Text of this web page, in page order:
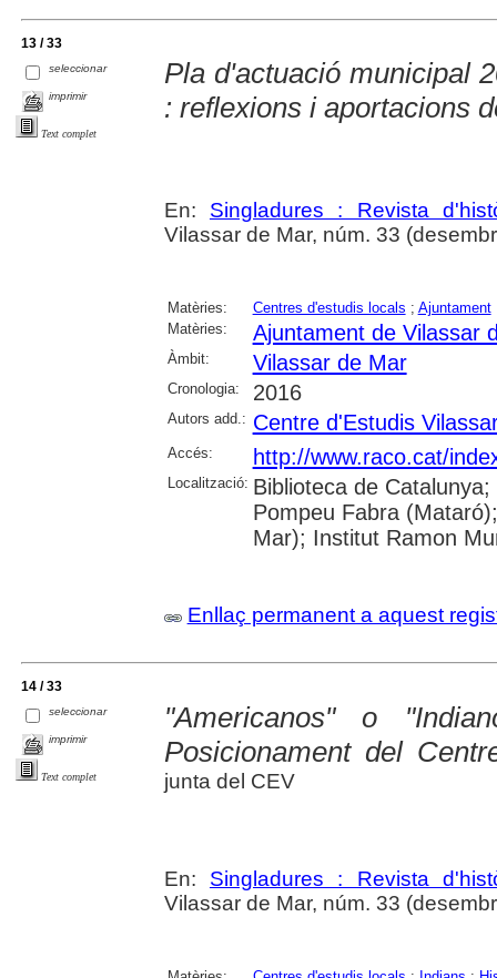
13 / 33
seleccionar
imprimir
Text complet
Pla d'actuació municipal
: reflexions i aportacions
En: Singladures : Revista
Vilassar de Mar, núm. 33
Matèries: Centres d'estudis locals ; Ajuntament
Matèries:
Ajuntament de Vilassar
Àmbit: Vilassar de Mar
Cronologia: 2016
Autors add.: Centre d'Estudis
Accés: http://www.raco.cat/
Localització: Biblioteca de
Pompeu Fabra
Mar); Institut Ramon
Enllaç permanent a aquest
14 / 33
seleccionar
imprimir
Text complet
"Americanos" o
Posicionament del
junta del CEV
En: Singladures : Revista
Vilassar de Mar, núm. 33